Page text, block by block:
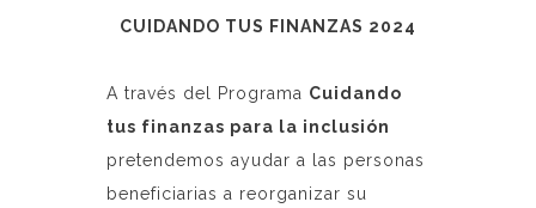
CUIDANDO TUS FINANZAS 2024
A través del Programa Cuidando
tus finanzas para la inclusión
pretendemos ayudar a las personas
beneficiarias a reorganizar su